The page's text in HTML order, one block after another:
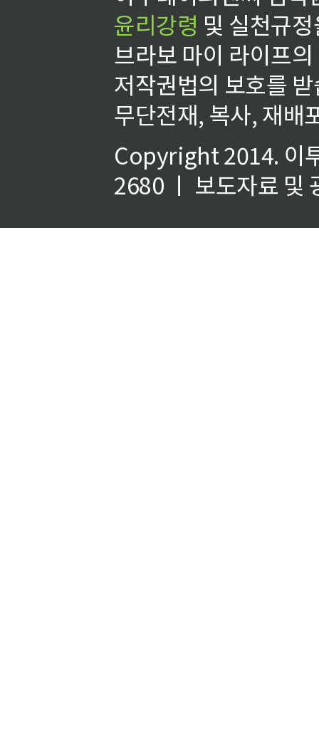
윤리강령 및 실천규
브라보 마이 라이프
저작권법의 보호를
무단전재, 복사, 재배
Copyright 2014. 이
2680 ㅣ 보도자료